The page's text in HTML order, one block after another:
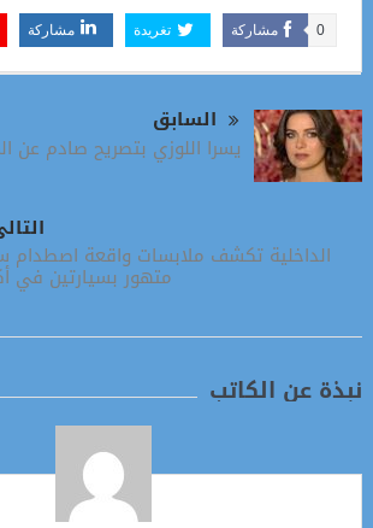
مشاركة 0 تغريدة مشاركة
السابق
يسرا اللوزي بتصريح صادم عن
الداخلية تكشف ملابسات واقعة اصطدام
متهور بسيارتين في
نبذة عن الكاتب